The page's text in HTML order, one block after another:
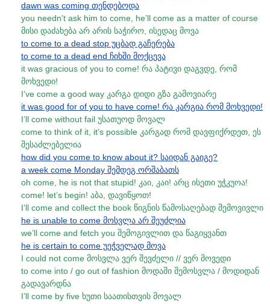
dawn was coming თენდებოდა
you needn’t ask him to come, he’ll come as a matter of course
მისი დაძახება არ არის საჭირო, ისედაც მოვა
to come to a dead stop უცბად გაჩერება
to come to a dead end ჩიხში მოქცევა
it was gracious of you to come! რა პატივი დაგვდე, რომ
მოხვედი!
I’ve come a good way კარგა დიდი გზა გამოვიარე
it was good for of you to have come! რა კარგია რომ მოხვედი!
I’ll come without fail უსათუოდ მოვალ
come to think of it, it’s possible კარგად რომ დავფიქრდეთ, ეს
შესაძლებელია
how did you come to know about it? საიდან გაიგე?
a week come Monday შემდეგ ორშაბათს
oh come, he is not that stupid! კაი, კაი! არც ისეთი უჭკუოა!
come! let’s begin! აბა, დავიწყოთ!
I’ll come and collect the book წიგნის წამოსაღებად შემოვივლი
he is unable to come მოსვლა არ შეუძლია
we’ll come and fetch you შემოგივლით და წაგიყვანთ
he is certain to come უეჭველად მოვა
I could not come მოსვლა ვერ შევძელი // ვერ მოვედი
to come into / go out of fashion მოდაში შემოსვლა / მოდიდან
გადავარდნა
I’ll come by five ხუთი საათისთვის მოვალ